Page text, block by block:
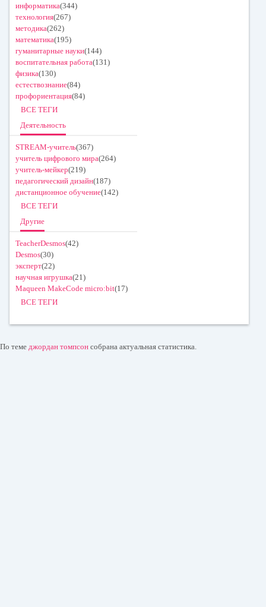
информатика(344)
технология(267)
методика(262)
математика(195)
гуманитарные науки(144)
воспитательная работа(131)
физика(130)
естествознание(84)
профориентация(84)
ВСЕ ТЕГИ
Деятельность
STREAM-учитель(367)
учитель цифрового мира(264)
учитель-мейкер(219)
педагогический дизайн(187)
дистанционное обучение(142)
ВСЕ ТЕГИ
Другие
TeacherDesmos(42)
Desmos(30)
эксперт(22)
научная игрушка(21)
Maqueen MakeCode micro:bit(17)
ВСЕ ТЕГИ
По теме джордан томпсон собрана актуальная статистика.